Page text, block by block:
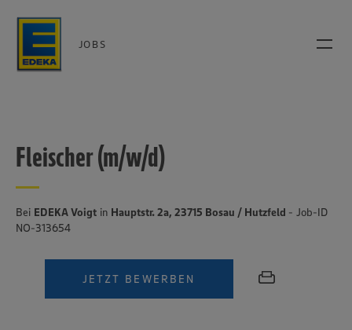
JOBS
Fleischer (m/w/d)
Bei EDEKA Voigt in Hauptstr. 2a, 23715 Bosau / Hutzfeld - Job-ID
NO-313654
JETZT BEWERBEN